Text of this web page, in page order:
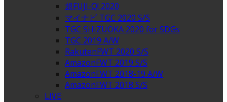
超FUJI-Q! 2020
マイナビ TGC 2020 S/S
TGC SHIZUOKA 2020 for SDGs
TGC 2019 A/W
RakutenFWT 2020 S/S
AmazonFWT 2019 S/S
AmazonFWT 2018-19 A/W
AmazonFWT 2018 S/S
LIVE